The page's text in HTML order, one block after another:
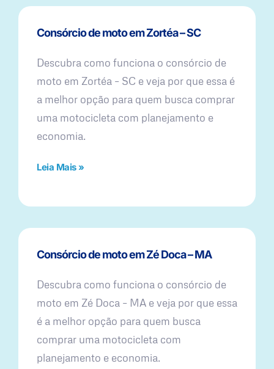
Consórcio de moto em Zortéa – SC
Descubra como funciona o consórcio de
moto em Zortéa – SC e veja por que essa é
a melhor opção para quem busca comprar
uma motocicleta com planejamento e
economia.
Leia Mais »
Consórcio de moto em Zé Doca – MA
Descubra como funciona o consórcio de
moto em Zé Doca – MA e veja por que essa
é a melhor opção para quem busca
comprar uma motocicleta com
planejamento e economia.